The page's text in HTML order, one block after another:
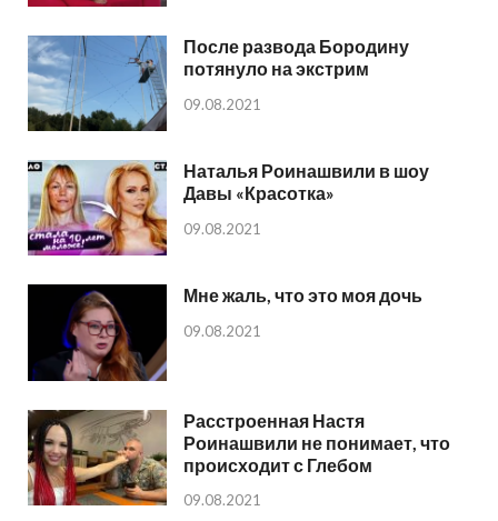
После развода Бородину
потянуло на экстрим
09.08.2021
Наталья Роинашвили в шоу
Давы «Красотка»
09.08.2021
Мне жаль, что это моя дочь
09.08.2021
Расстроенная Настя
Роинашвили не понимает, что
происходит с Глебом
09.08.2021